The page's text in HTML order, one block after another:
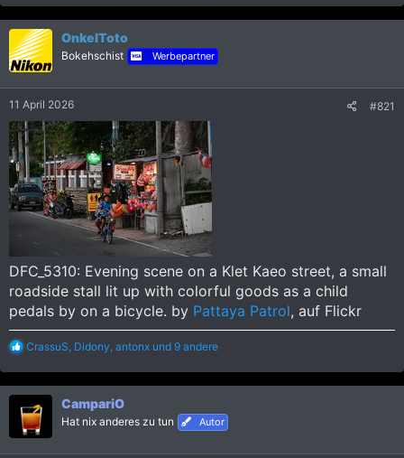
a
k
t
i
o
n
:
OnkelToto
Bokehschist Werbepartner
11 April 2026 #821
DFC_5310: Evening scene on a Klet Kaeo street, a small
roadside stall lit up with colorful goods as a child
pedals by on a bicycle. by Pattaya Patrol, auf Flickr
R
a
k
i
o
CrassuS Didony antonx und 9 andere
CampariO
Hat nix anderes zu tun Autor